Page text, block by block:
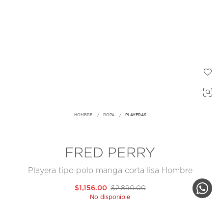
HOMBRE ROPA PLAYERAS
FRED PERRY
Playera tipo polo manga corta lisa Hombre
$2,890.00
$1,156.00
No disponible